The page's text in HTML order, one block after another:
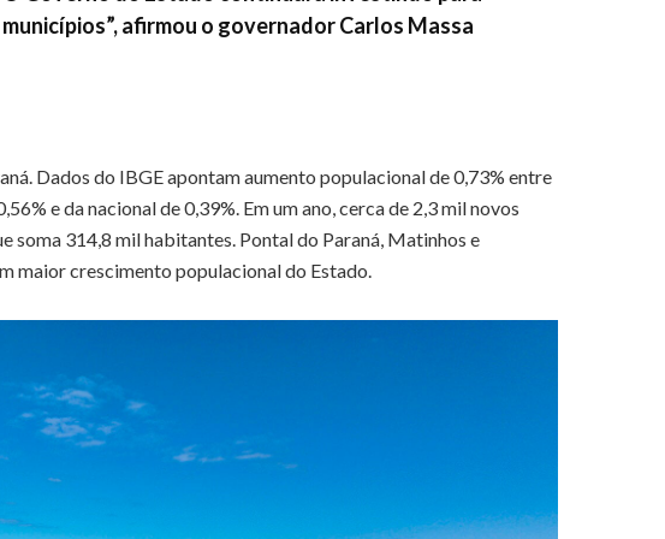
afirmou o governador Carlos Massa
Dados do IBGE apontam aumento populacional de 0,73% entre
e da nacional de 0,39%. Em um ano, cerca de 2,3 mil novos
soma 314,8 mil habitantes. Pontal do Paraná, Matinhos e
maior crescimento populacional do Estado.